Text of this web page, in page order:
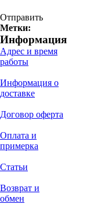
Отправить
Метки:
Информация
Адрес и время
работы
Информация о
доставке
Договор оферта
Оплата и
примерка
Статьи
Возврат и
обмен